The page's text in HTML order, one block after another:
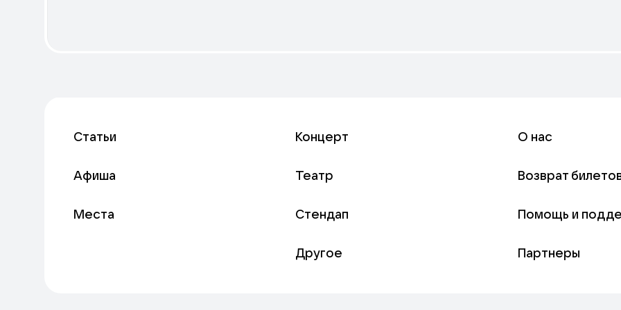
Статьи
Афиша
Места
Концерт
Театр
Стендап
Другое
О нас
Возврат
Помощь и
Партнеры